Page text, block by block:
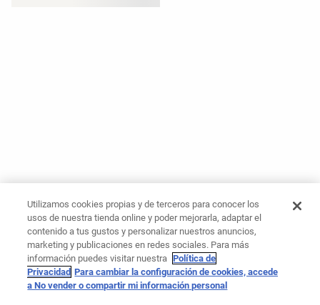
Utilizamos cookies propias y de terceros para conocer los
usos de nuestra tienda online y poder mejorarla, adaptar el
contenido a tus gustos y personalizar nuestros anuncios,
marketing y publicaciones en redes sociales. Para más
información puedes visitar nuestra Política de
Privacidad Para cambiar la configuración de cookies, accede
a No vender o compartir mi información personal